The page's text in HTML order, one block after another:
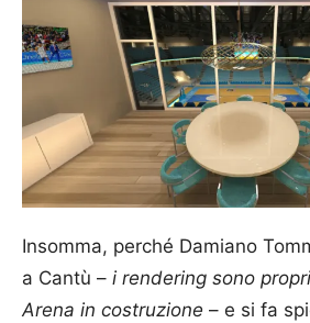
Insomma, perché Damiano
a Cantù – i rendering sono
Arena in costruzione – e si fa